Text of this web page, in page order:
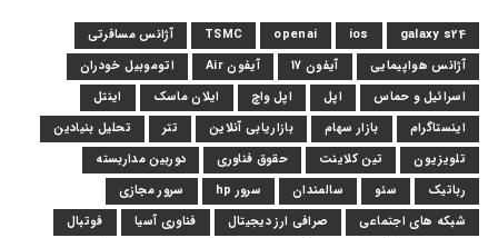
galaxy s24
ios
openai
TSMC
آژانس مسافرتی
آژانس هواپیمایی
آیفون 17 آیفون Air
اتوموبیل خودران
اسرائیل و حماس
اپل اپل واچ ایلان ماسک
اینتل
اینستاگرام
بازار سهام بازاریابی آنلاین تتر
تحلیل بنیادین
تلویزیون
تین کلاینت حقوق فناوری
دوربین مداربسته
رباتیک
سئو سالمندان سرور hp
سرور مجازی
شبکه های اجتماعی
صرافی ارز دیجیتال فناوری آسیا
فوتبال